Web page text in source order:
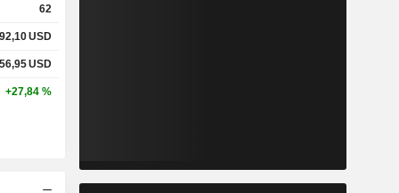
62
USD
USD
+27,84 %